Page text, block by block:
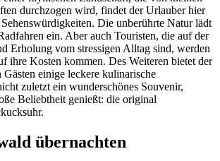
durchzogen wird, findet der Urlauber hier
Die unberührte Natur lädt
ein. Aber auch Touristen, die auf der
Erholung vom stressigen Alltag sind, werden
ihre Kosten kommen. Des Weiteren bietet der
Gästen einige leckere kulinarische
zuletzt ein wunderschönes Souvenir,
Beliebtheit genießt: die original
übernachten